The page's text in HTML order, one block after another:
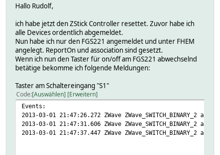
Hallo Rudolf,
ich habe jetzt den ZStick Controller resettet. Zuvor habe ich
alle Devices ordentlich abgemeldet.
Nun habe ich nur den FGS221 angemeldet und unter FHEM
angelegt. ReportOn und association sind gesetzt.
Wenn ich nun den Taster für on/off am FGS221 abwechselnd
betätige bekomme ich folgende Meldungen:
Taster am Schaltereingang "S1"
Code Auswählen Erweitern
Events:
2013-03-01 21:47:26.272 ZWave ZWave_SWITCH_BINARY_2
2013-03-01 21:47:31.606 ZWave ZWave_SWITCH_BINARY_2
2013-03-01 21:47:37.447 ZWave ZWave_SWITCH_BINARY_2